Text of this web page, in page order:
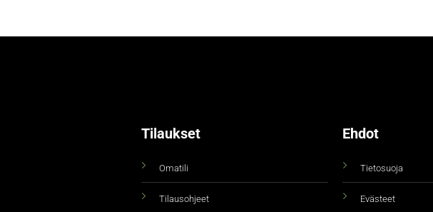
Tilaukset
Omatili
Tilausohjeet
Ehdot
Tietosuoja
Evästeet